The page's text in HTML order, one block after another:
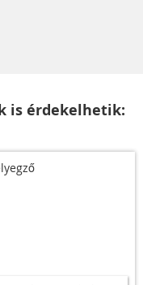
is érdekelhetik: